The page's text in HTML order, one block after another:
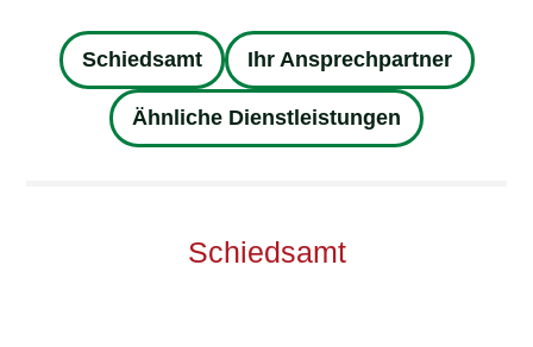
Schiedsamt Ihr Ansprechpartner
Ähnliche Dienstleistungen
Schiedsamt